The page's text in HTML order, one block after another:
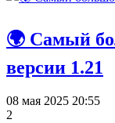
🌍 Самый
версии 1.21
08 мая 2025 20:55
2